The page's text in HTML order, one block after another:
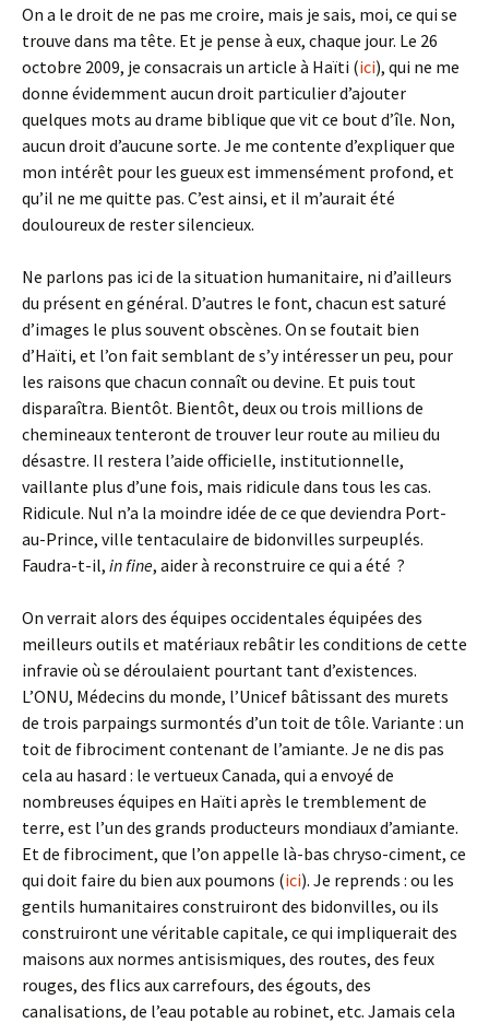
On a le droit de ne pas me croire, mais je sais, moi, ce qui se
trouve dans ma tête. Et je pense à eux, chaque jour. Le 26
octobre 2009, je consacrais un article à Haïti (ici), qui ne me
donne évidemment aucun droit particulier d’ajouter
quelques mots au drame biblique que vit ce bout d’île. Non,
aucun droit d’aucune sorte. Je me contente d’expliquer que
mon intérêt pour les gueux est immensément profond, et
qu’il ne me quitte pas. C’est ainsi, et il m’aurait été
douloureux de rester silencieux.
Ne parlons pas ici de la situation humanitaire, ni d’ailleurs
du présent en général. D’autres le font, chacun est saturé
d’images le plus souvent obscènes. On se foutait bien
d’Haïti, et l’on fait semblant de s’y intéresser un peu, pour
les raisons que chacun connaît ou devine. Et puis tout
disparaîtra. Bientôt. Bientôt, deux ou trois millions de
chemineaux tenteront de trouver leur route au milieu du
désastre. Il restera l’aide officielle, institutionnelle,
vaillante plus d’une fois, mais ridicule dans tous les cas.
Ridicule. Nul n’a la moindre idée de ce que deviendra Port-
au-Prince, ville tentaculaire de bidonvilles surpeuplés.
Faudra-t-il, in fine, aider à reconstruire ce qui a été ?
On verrait alors des équipes occidentales équipées des
meilleurs outils et matériaux rebâtir les conditions de cette
infravie où se déroulaient pourtant tant d’existences.
L’ONU, Médecins du monde, l’Unicef bâtissant des murets
de trois parpaings surmontés d’un toit de tôle. Variante : un
toit de fibrociment contenant de l’amiante. Je ne dis pas
cela au hasard : le vertueux Canada, qui a envoyé de
nombreuses équipes en Haïti après le tremblement de
terre, est l’un des grands producteurs mondiaux d’amiante.
Et de fibrociment, que l’on appelle là-bas chryso-ciment, ce
qui doit faire du bien aux poumons (ici). Je reprends : ou les
gentils humanitaires construiront des bidonvilles, ou ils
construiront une véritable capitale, ce qui impliquerait des
maisons aux normes antisismiques, des routes, des feux
rouges, des flics aux carrefours, des égouts, des
canalisations, de l’eau potable au robinet, etc. Jamais cela